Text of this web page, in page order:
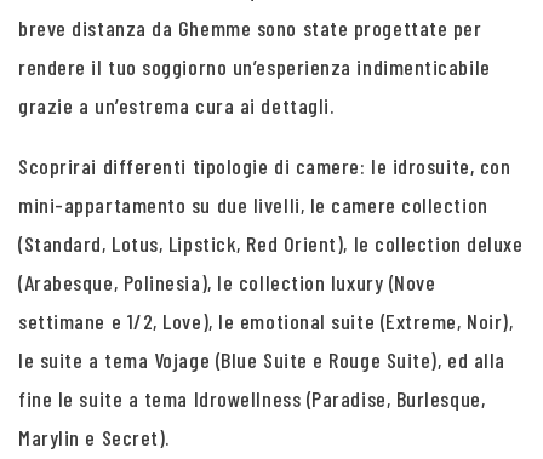
breve distanza da Ghemme sono state progettate per
rendere il tuo soggiorno un’esperienza indimenticabile
grazie a un’estrema cura ai dettagli.
Scoprirai differenti tipologie di camere: le idrosuite, con
mini-appartamento su due livelli, le camere collection
(Standard, Lotus, Lipstick, Red Orient), le collection deluxe
(Arabesque, Polinesia), le collection luxury (Nove
settimane e 1/2, Love), le emotional suite (Extreme, Noir),
le suite a tema Vojage (Blue Suite e Rouge Suite), ed alla
fine le suite a tema Idrowellness (Paradise, Burlesque,
Marylin e Secret).